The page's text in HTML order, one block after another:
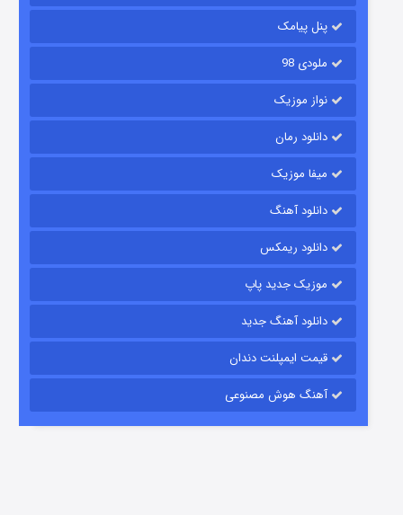
قسمت
پنل پیامک
ملودی 98
نواز موزیک
دانلود رمان
میفا موزیک
دانلود آهنگ
دانلود ریمکس
موزیک جدید پاپ
دانلود آهنگ جدید
قیمت ایمپلنت دندان
آهنگ هوش مصنوعی